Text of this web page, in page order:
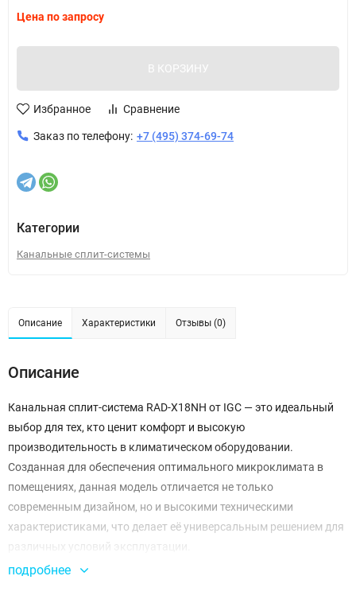
Цена по запросу
В КОРЗИНУ
Избранное Сравнение
Заказ по телефону: +7 (495) 374-69-74
Категории
Канальные сплит-системы
Описание Характеристики Отзывы (0)
Описание
Канальная сплит-система RAD-X18NH от IGC — это идеальный
выбор для тех, кто ценит комфорт и высокую
производительность в климатическом оборудовании.
Созданная для обеспечения оптимального микроклимата в
помещениях, данная модель отличается не только
современным дизайном, но и высокими техническими
характеристиками, что делает её универсальным решением для
различных условий эксплуатации.
подробнее